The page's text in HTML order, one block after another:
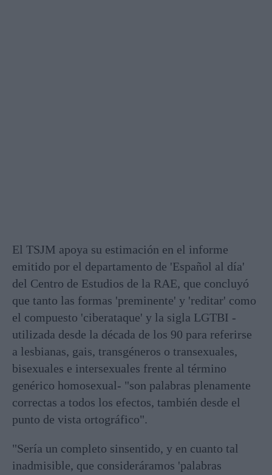
El TSJM apoya su estimación en el informe
emitido por el departamento de 'Español al día'
del Centro de Estudios de la RAE, que concluyó
que tanto las formas 'preminente' y 'reditar' como
el compuesto 'ciberataque' y la sigla LGTBI -
utilizada desde la década de los 90 para referirse
a lesbianas, gais, transgéneros o transexuales,
bisexuales e intersexuales frente al término
genérico homosexual- "son palabras plenamente
correctas a todos los efectos, también desde el
punto de vista ortográfico".
"Sería un completo sinsentido, y en cuanto tal
inadmisible, que consideráramos 'palabras